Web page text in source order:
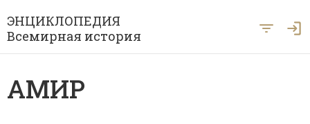
ЭНЦИКЛОПЕДИЯ
Всемирная история
Рубрики
АМИР